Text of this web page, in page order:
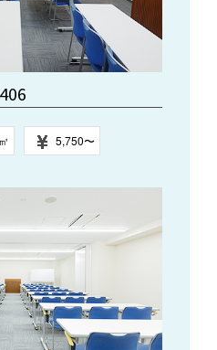
406
5,750〜